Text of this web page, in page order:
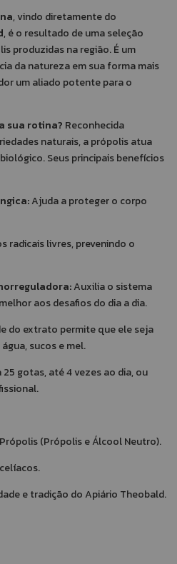
, vindo diretamente do
, é o resultado de uma seleção
produzidas na região. É um
da natureza em sua forma mais
um aliado potente para o
sua rotina? Reconhecida
naturais, a própolis atua
Seus principais benefícios
Ajuda a proteger o corpo
radicais livres, prevenindo o
Auxilia o sistema
aos desafios do dia a dia.
do extrato permite que ele seja
sucos e mel.
25 gotas, até 4 vezes ao dia, ou
(Própolis e Álcool Neutro).
e tradição do Apiário Theobald.